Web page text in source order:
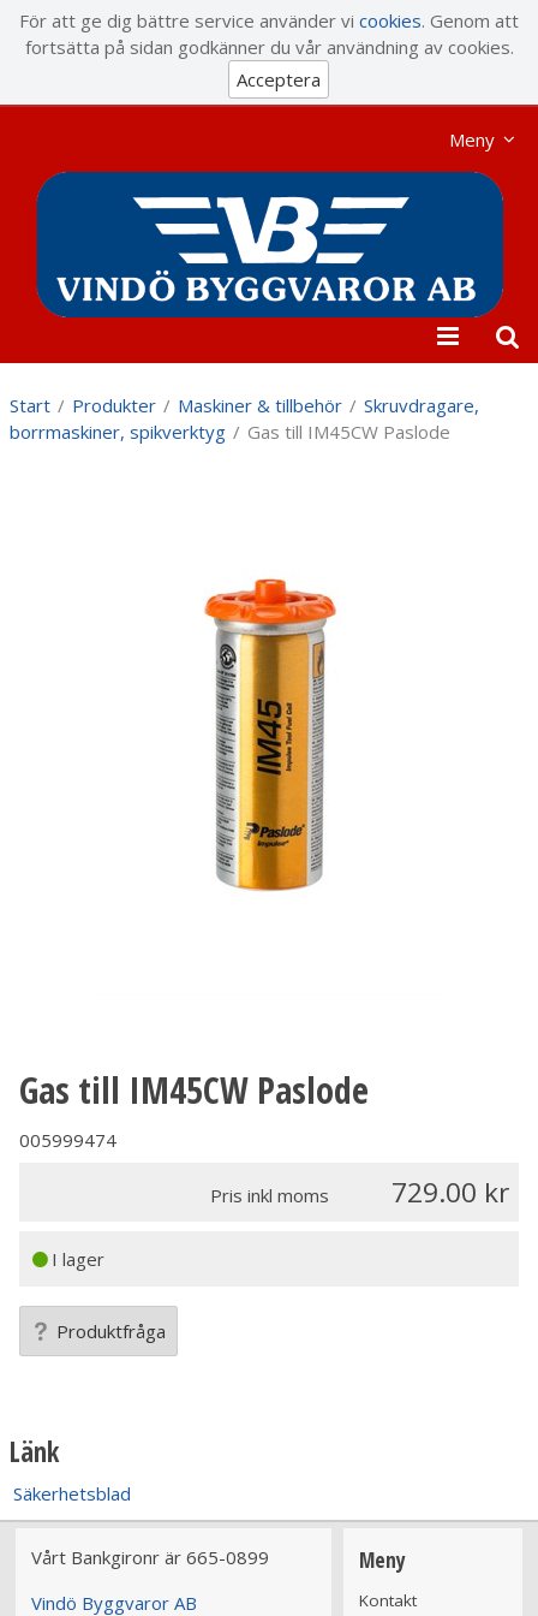
För att ge dig bättre service använder vi cookies. Genom att
fortsätta på sidan godkänner du vår användning av cookies.
Acceptera
Meny
Start / Produkter / Maskiner & tillbehör / Skruvdragare,
borrmaskiner, spikverktyg / Gas till IM45CW Paslode
Gas till IM45CW Paslode
005999474
Pris inkl moms 729.00
I lager
Produktfråga
Länk
Säkerhetsblad
Vårt Bankgironr är 665-0899
Vindö Byggvaror AB
Meny
Kontakt
Visa varukorgen Till kassan